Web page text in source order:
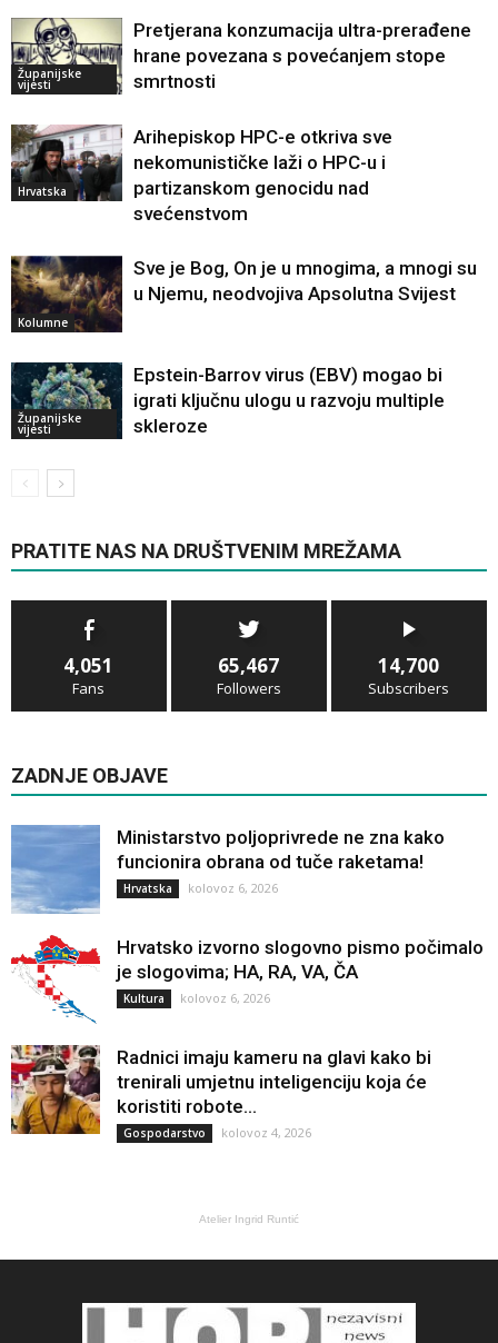
Županijske
vijesti
Pretjerana konzumacija ultra-prerađene
hrane povezana s povećanjem stope
smrtnosti
Hrvatska
Arihepiskop HPC-e otkriva sve
nekomunističke laži o HPC-u i
partizanskom genocidu nad
svećenstvom
Kolumne
Sve je Bog, On je u mnogima, a mnogi su
u Njemu, neodvojiva Apsolutna Svijest
Županijske
vijesti
Epstein-Barrov virus (EBV) mogao bi
igrati ključnu ulogu u razvoju multiple
skleroze
PRATITE NAS NA DRUŠTVENIM MREŽAMA
4,051
Fans
65,467
Followers
14,700
Subscribers
ZADNJE OBJAVE
Ministarstvo poljoprivrede ne zna kako
funcionira obrana od tuče raketama!
Hrvatska kolovoz 6, 2026
Hrvatsko izvorno slogovno pismo počimalo
je slogovima; HA, RA, VA, ČA
Kultura kolovoz 6, 2026
Radnici imaju kameru na glavi kako bi
trenirali umjetnu inteligenciju koja će
koristiti robote...
Gospodarstvo kolovoz 4, 2026
Atelier Ingrid Runtić